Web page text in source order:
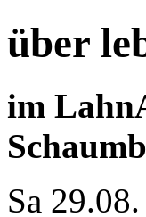
über
im
Sa